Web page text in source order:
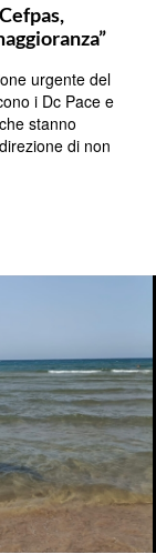
urgente del
i Dc Pace e
stanno
di non